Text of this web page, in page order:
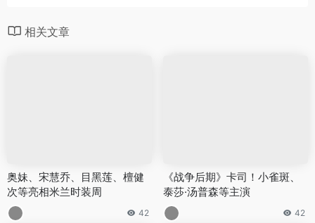
相关文章
奥妹、宋慧乔、目黑莲、檀健
次等亮相米兰时装周
42
《战争后期》卡司！小雀斑、
泰莎·汤普森等主演
42